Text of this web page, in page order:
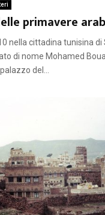
primavere
nella cittadina tunisina di
di nome Mohamed
del...